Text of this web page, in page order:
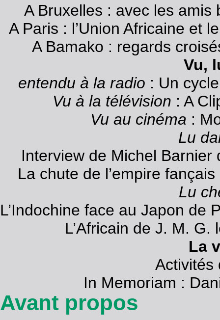
A Bruxelles : avec les
A Paris : l’Union Africaine et
A Bamako : regards
Vu,
entendu à la radio : Un
Vu à la télévision : A
Vu au cinéma :
Lu
Interview de Michel Barnier
La chute de l’empire
Lu
L’Indochine face au Japon de
L’Africain de J. M.
La
Activités
In Memoriam :
Avant propos